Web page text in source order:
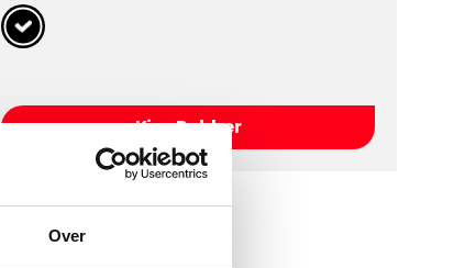
Over
Kies Rubber